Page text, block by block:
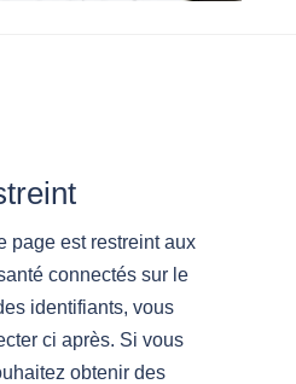
page est restreint aux
connectés sur le
identifiants, vous
ci après. Si vous
obtenir des